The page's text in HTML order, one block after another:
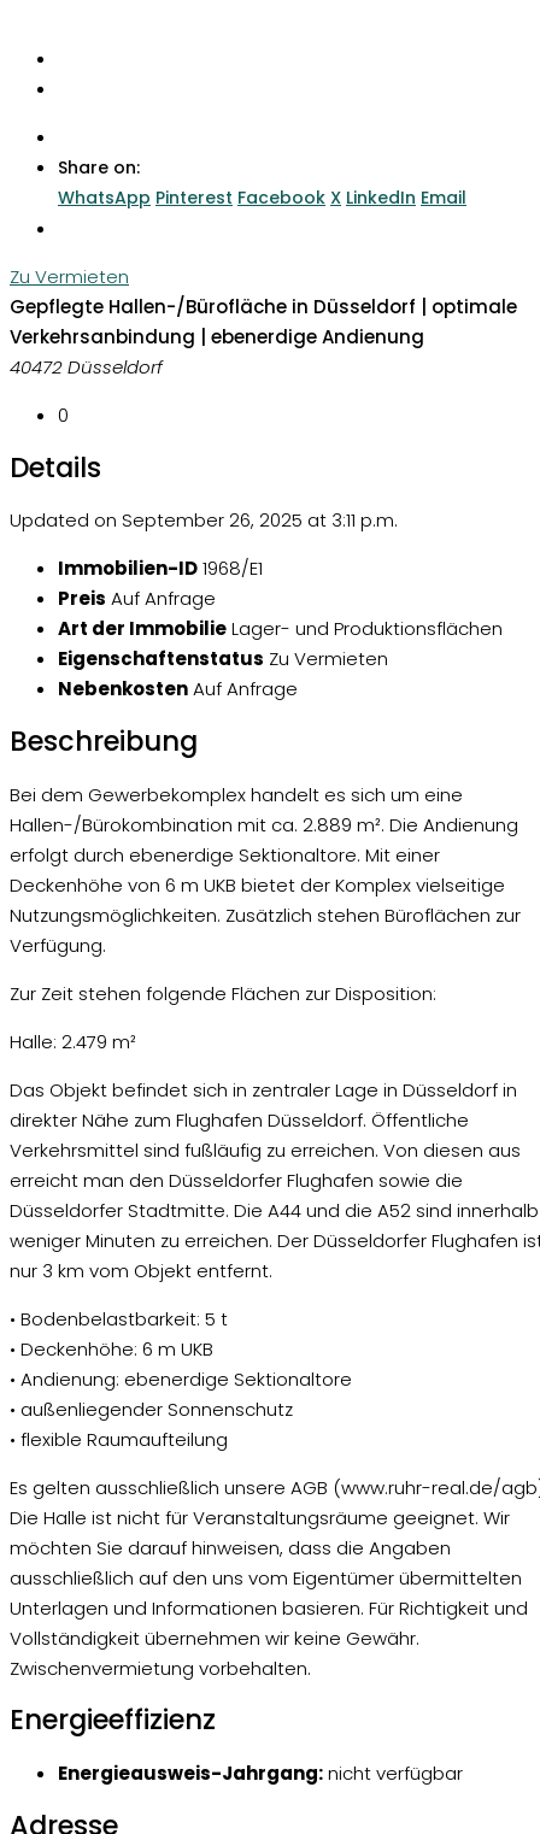
Share on:
WhatsApp Pinterest Facebook X LinkedIn Email
Zu Vermieten
Gepflegte Hallen-/Bürofläche in Düsseldorf | optimale
Verkehrsanbindung | ebenerdige Andienung
40472 Düsseldorf
0
Details
Updated on September 26, 2025 at 3:11 p.m.
Immobilien-ID1968/E1
Preis Auf Anfrage
Art der ImmobilieLager- und Produktionsflächen
Eigenschaftenstatus Zu Vermieten
NebenkostenAuf Anfrage
Beschreibung
Bei dem Gewerbekomplex handelt es sich um eine
Hallen-/Bürokombination mit ca. 2.889 m². Die Andienung
erfolgt durch ebenerdige Sektionaltore. Mit einer
Deckenhöhe von 6 m UKB bietet der Komplex vielseitige
Nutzungsmöglichkeiten. Zusätzlich stehen Büroflächen zur
Verfügung.
Zur Zeit stehen folgende Flächen zur Disposition:
Halle: 2.479 m²
Das Objekt befindet sich in zentraler Lage in Düsseldorf in
direkter Nähe zum Flughafen Düsseldorf. Öffentliche
Verkehrsmittel sind fußläufig zu erreichen. Von diesen aus
erreicht man den Düsseldorfer Flughafen sowie die
Düsseldorfer Stadtmitte. Die A44 und die A52 sind innerhalb
weniger Minuten zu erreichen. Der Düsseldorfer Flughafen
nur 3 km vom Objekt entfernt.
• Bodenbelastbarkeit: 5 t
• Deckenhöhe: 6 m UKB
• Andienung: ebenerdige Sektionaltore
• außenliegender Sonnenschutz
• flexible Raumaufteilung
Es gelten ausschließlich unsere AGB (www.ruhr-real.de/
Die Halle ist nicht für Veranstaltungsräume geeignet. Wir
möchten Sie darauf hinweisen, dass die Angaben
ausschließlich auf den uns vom Eigentümer übermittelten
Unterlagen und Informationen basieren. Für Richtigkeit und
Vollständigkeit übernehmen wir keine Gewähr.
Zwischenvermietung vorbehalten.
Energieeffizienz
Energieausweis-Jahrgang:nicht verfügbar
Adresse